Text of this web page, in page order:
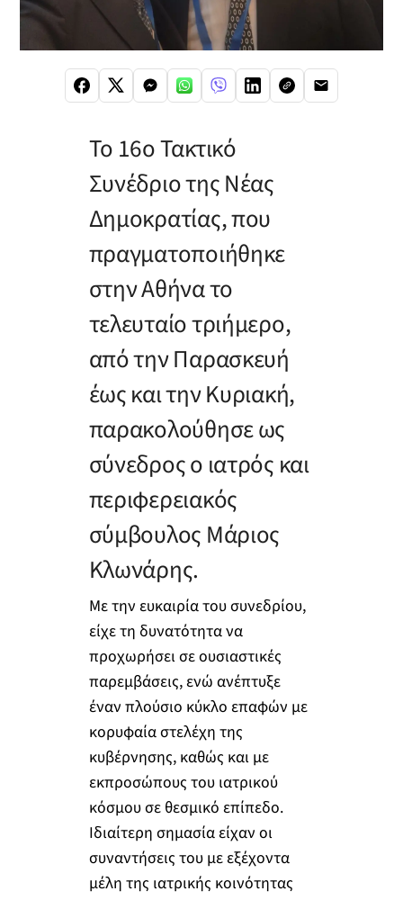
Το 16ο Τακτικό
Συνέδριο της Νέας
Δημοκρατίας, που
πραγματοποιήθηκε
στην Αθήνα το
τελευταίο τριήμερο,
από την Παρασκευή
έως και την Κυριακή,
παρακολούθησε ως
σύνεδρος ο ιατρός και
περιφερειακός
σύμβουλος Μάριος
Κλωνάρης.
Με την ευκαιρία του συνεδρίου,
είχε τη δυνατότητα να
προχωρήσει σε ουσιαστικές
παρεμβάσεις, ενώ ανέπτυξε
έναν πλούσιο κύκλο επαφών με
κορυφαία στελέχη της
κυβέρνησης, καθώς και με
εκπροσώπους του ιατρικού
κόσμου σε θεσμικό επίπεδο.
Ιδιαίτερη σημασία είχαν οι
συναντήσεις του με εξέχοντα
μέλη της ιατρικής κοινότητας